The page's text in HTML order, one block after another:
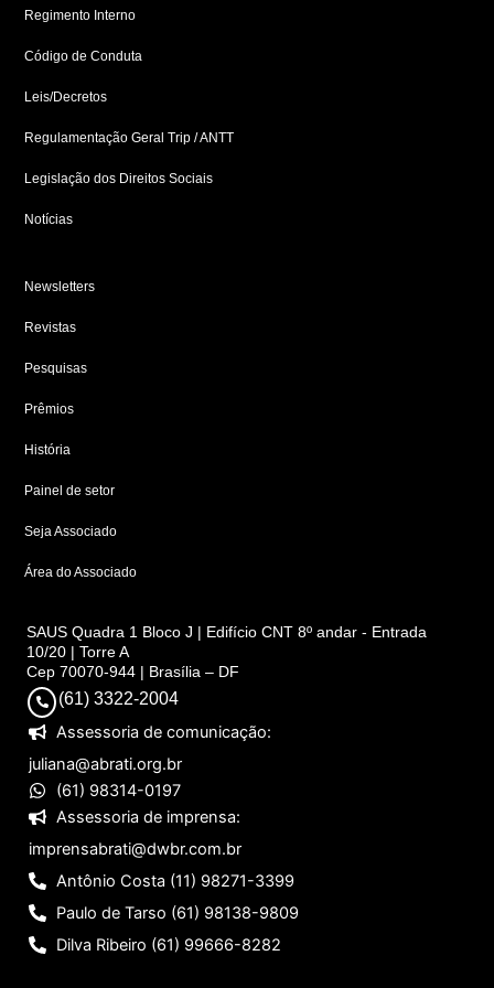
f
Regimento Interno
Código de Conduta
Leis/Decretos
Regulamentação Geral Trip / ANTT
Legislação dos Direitos Sociais
Notícias
Newsletters
Revistas
Pesquisas
Prêmios
História
Painel de setor
Seja Associado
Área do Associado
SAUS Quadra 1 Bloco J | Edifício CNT 8º andar - Entrada
10/20 | Torre A
Cep 70070-944 | Brasília – DF
(61) 3322-2004
Assessoria de comunicação:
juliana@abrati.org.br
(61) 98314-0197
Assessoria de imprensa:
imprensabrati@dwbr.com.br
Antônio Costa (11) 98271-3399
Paulo de Tarso (61) 98138-9809
Dilva Ribeiro (61) 99666-8282